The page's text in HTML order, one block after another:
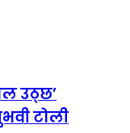
उठ्छ’
टोली